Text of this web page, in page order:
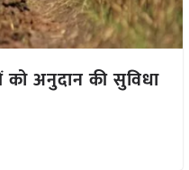
को अनुदान की सुविधा